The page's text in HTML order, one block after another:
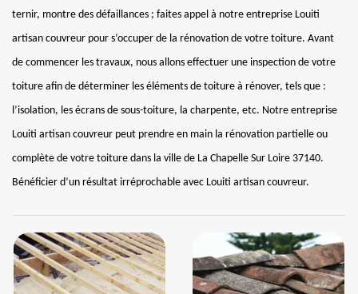
ternir, montre des défaillances ; faites appel à notre entreprise Louiti
artisan couvreur pour s’occuper de la rénovation de votre toiture. Avant
de commencer les travaux, nous allons effectuer une inspection de votre
toiture afin de déterminer les éléments de toiture à rénover, tels que :
l’isolation, les écrans de sous-toiture, la charpente, etc. Notre entreprise
Louiti artisan couvreur peut prendre en main la rénovation partielle ou
complète de votre toiture dans la ville de La Chapelle Sur Loire 37140.
Bénéficier d’un résultat irréprochable avec Louiti artisan couvreur.